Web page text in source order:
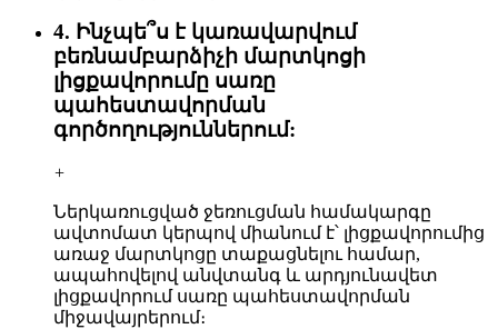
4. Ինչպե՞ս է կառավարվում
բեռնամբարձիչի մարտկոցի
լիցքավորումը սառը
պահեստավորման
գործողություններում:
+
Ներկառուցված ջեռուցման համակարգը
ավտոմատ կերպով միանում է՝ լիցքավորումից
առաջ մարտկոցը տաքացնելու համար,
ապահովելով անվտանգ և արդյունավետ
լիցքավորում սառը պահեստավորման
միջավայրերում։